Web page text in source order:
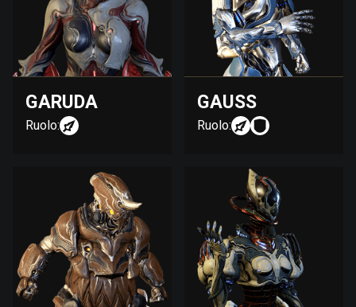
GARUDA
Ruolo:
GAUSS
Ruolo: